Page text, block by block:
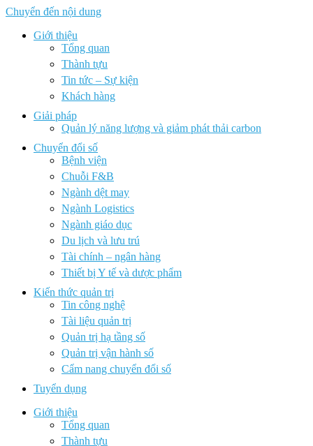
Chuyển đến nội dung
Giới thiệu
Tổng quan
Thành tựu
Tin tức – Sự kiện
Khách hàng
Giải pháp
Quản lý năng lượng và giảm phát thải carbon
Chuyển đổi số
Bệnh viện
Chuỗi F&B
Ngành dệt may
Ngành Logistics
Ngành giáo dục
Du lịch và lưu trú
Tài chính – ngân hàng
Thiết bị Y tế và dược phẩm
Kiến thức quản trị
Tin công nghệ
Tài liệu quản trị
Quản trị hạ tầng số
Quản trị vận hành số
Cẩm nang chuyển đổi số
Tuyển dụng
Giới thiệu
Tổng quan
Thành tựu